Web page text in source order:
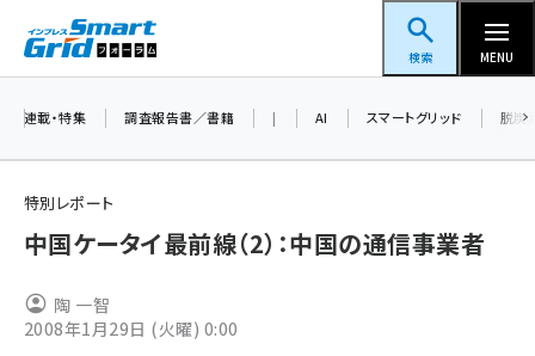
ン
スマートグリッドフォーラム
検索 MENU
新井 (371)
連載・特集 調査報告書／書籍 | AI スマートグリッド 脱炭
特別レポート
中国ケータイ最前線（2）：中国の通信事業者
陶 一智
2008年1月29日 (火曜) 0:00